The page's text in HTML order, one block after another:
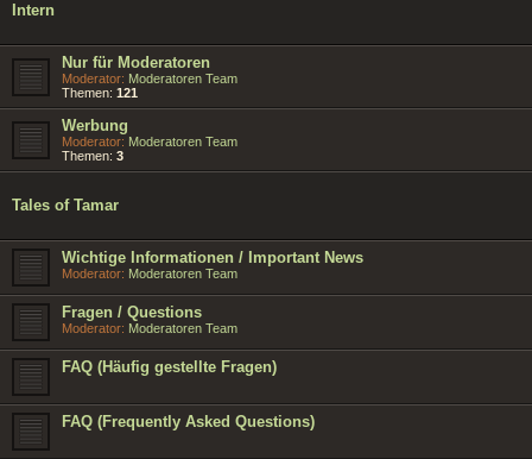
Intern
Nur für Moderatoren
Moderator: Moderatoren Team
Themen: 121
Werbung
Moderator: Moderatoren Team
Themen: 3
Tales of Tamar
Wichtige Informationen / Important News
Moderator: Moderatoren Team
Fragen / Questions
Moderator: Moderatoren Team
FAQ (Häufig gestellte Fragen)
FAQ (Frequently Asked Questions)